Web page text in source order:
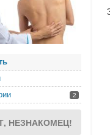
2
НЕЗНАКОМЕЦ!